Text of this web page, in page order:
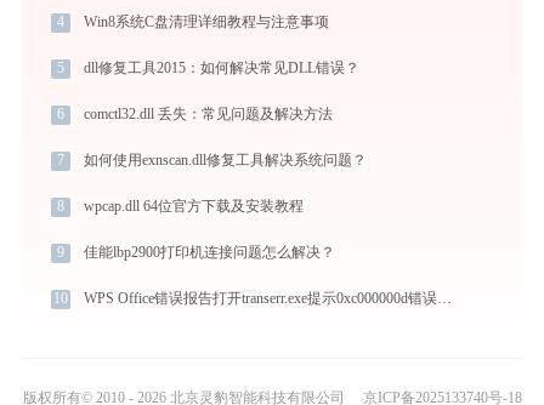
4 Win8系统C盘清理详细教程与注意事项
5 dll修复工具2015：如何解决常见DLL错误？
6 comctl32.dll 丢失：常见问题及解决方法
7 如何使用exnscan.dll修复工具解决系统问题？
8 wpcap.dll 64位官方下载及安装教程
9 佳能lbp2900打印机连接问题怎么解决？
10 WPS Office错误报告打开transerr.exe提示0xc000000d错误码怎么办
版权所有© 2010 - 2026 北京灵豹智能科技有限公司 京ICP备2025133740号-18